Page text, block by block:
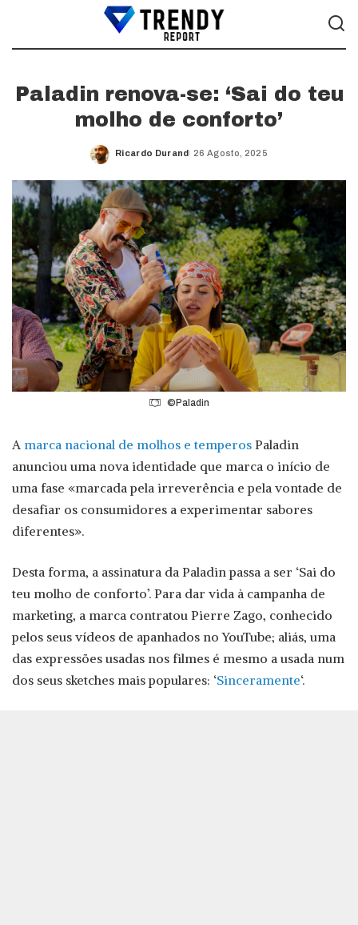
Paladin renova-se: ‘Sai do teu
molho de conforto’
Posted
Ricardo Durand 26 Agosto, 2025
©Paladin
A marca nacional de molhos e temperos Paladin
anunciou uma nova identidade que marca o início de
uma fase «marcada pela irreverência e pela vontade de
desafiar os consumidores a experimentar sabores
diferentes».
Desta forma, a assinatura da Paladin passa a ser ‘Sai do
teu molho de conforto’. Para dar vida à campanha de
marketing, a marca contratou Pierre Zago, conhecido
pelos seus vídeos de apanhados no YouTube; aliás, uma
das expressões usadas nos filmes é mesmo a usada num
dos seus sketches mais populares: ‘Sinceramente‘.